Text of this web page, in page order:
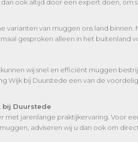
ook altijd door een expert doen, om
van muggen ons land
gesproken alleen in het buitenland
wij snel en efficiënt muggen
Wijk bij Duurstede een van de
Duurstede
jarenlange praktijkervaring. Voor
adviseren wij u dan ook om